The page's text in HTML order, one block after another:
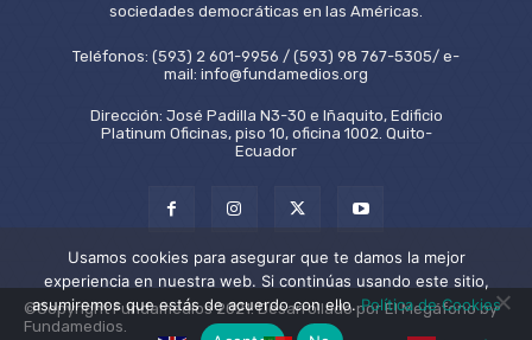
sociedades democráticas en las Américas.
Teléfonos: (593) 2 601-9956 / (593) 98 767-5305/ e-
mail: info@fundamedios.org
Dirección: José Padilla N3-30 e Iñaquito, Edificio
Platinum Oficinas, piso 10, oficina 1002. Quito-
Ecuador
©Copyright Fundamedios 2021. Desarrollado por El Megáfono by
Fundamedios.
Usamos cookies para asegurar que te damos la mejor
experiencia en nuestra web. Si continúas usando este sitio,
asumiremos que estás de acuerdo con ello.Política de Cookies